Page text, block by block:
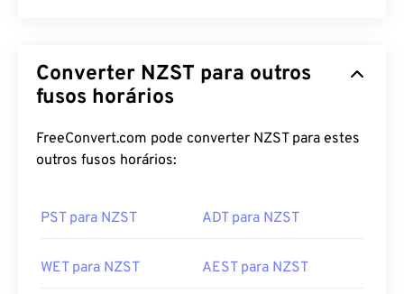
Converter NZST para outros
fusos horários
FreeConvert.com pode converter NZST para estes
outros fusos horários:
PST para NZST ADT para NZST
WET para NZST AEST para NZST